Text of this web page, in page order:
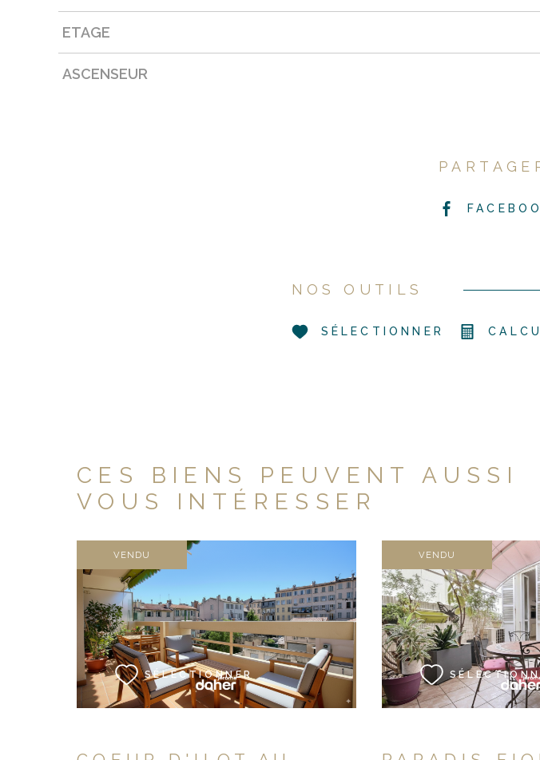
ETAGE
ASCENSEUR
NOS OUTILS
SÉLECTIONNER
CES BIENS PEUVENT AUSSI
VOUS INTÉRESSER
VENDU
SÉLECTIONNER
VOIR LE BIEN
VENDU
VOIR LE